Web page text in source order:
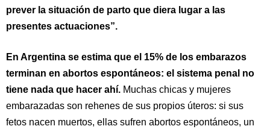
prever la situación de parto que diera lugar a las
presentes actuaciones”.
En Argentina se estima que el 15% de los embarazos
terminan en abortos espontáneos: el sistema penal no
tiene nada que hacer ahí. Muchas chicas y mujeres
embarazadas son rehenes de sus propios úteros: si sus
fetos nacen muertos, ellas sufren abortos espontáneos, un